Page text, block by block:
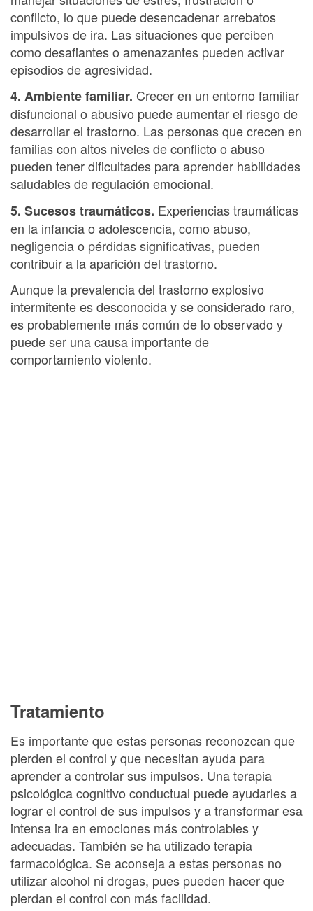
conflicto, lo que puede desencadenar arrebatos
impulsivos de ira. Las situaciones que perciben
como desafiantes o amenazantes pueden activar
episodios de agresividad.
4. Ambiente familiar. Crecer en un entorno familiar
disfuncional o abusivo puede aumentar el riesgo de
desarrollar el trastorno. Las personas que crecen en
familias con altos niveles de conflicto o abuso
pueden tener dificultades para aprender habilidades
saludables de regulación emocional.
5. Sucesos traumáticos. Experiencias traumáticas
en la infancia o adolescencia, como abuso,
negligencia o pérdidas significativas, pueden
contribuir a la aparición del trastorno.
Aunque la prevalencia del trastorno explosivo
intermitente es desconocida y se considerado raro,
es probablemente más común de lo observado y
puede ser una causa importante de
comportamiento violento.
Tratamiento
Es importante que estas personas reconozcan que
pierden el control y que necesitan ayuda para
aprender a controlar sus impulsos. Una terapia
psicológica cognitivo conductual puede ayudarles a
lograr el control de sus impulsos y a transformar esa
intensa ira en emociones más controlables y
adecuadas. También se ha utilizado terapia
farmacológica. Se aconseja a estas personas no
utilizar alcohol ni drogas, pues pueden hacer que
pierdan el control con más facilidad.